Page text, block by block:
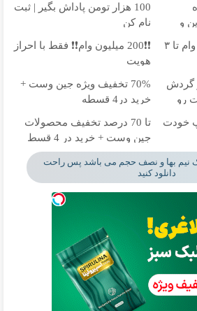
و
100 هزار تومن پاداش بگیر | ثبت
نام کن
صاحب فروشگاه هستی؟ وام تا ۳
❗❗200 میلیون وام❗❗ فقط با احراز
هویت
گردش
رو
70% تخفیف ویژه جین وست +
خرید در4 قسطه
خودت
تا 70 درصد تخفیف محصولات
جین وست + خرید در 4 قسط
نیم بها و نصف حجم می باشد پس راحت
دانلود کنید